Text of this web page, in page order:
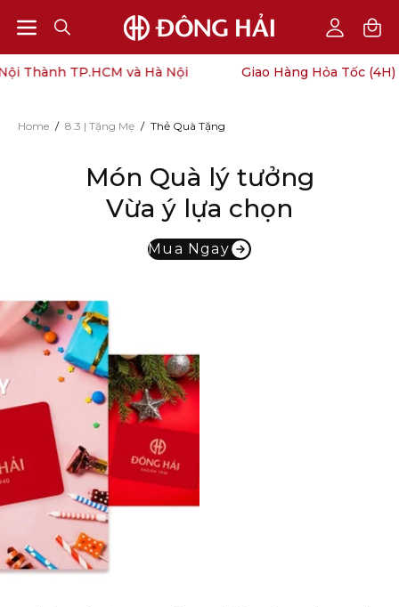
Open
navigation
OPEN
SEARCH
BAR
My
Account
Thành TP.HCM và Hà Nội Giao Hàng Hỏa Tốc (4H)
Home / 8.3 | Tặng Mẹ / Thẻ Quà Tặng
Món Quà lý tưởng
Vừa ý lựa chọn
Mua Ngay